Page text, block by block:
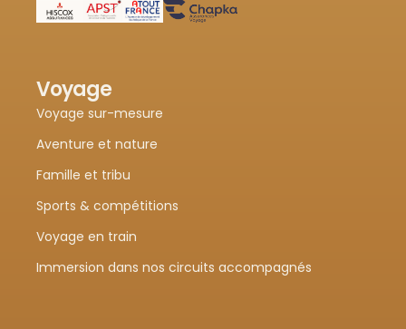
Voyage
Voyage sur-mesure
Aventure et nature
Famille et tribu
Sports & compétitions
Voyage en train
Immersion dans nos circuits accompagnés